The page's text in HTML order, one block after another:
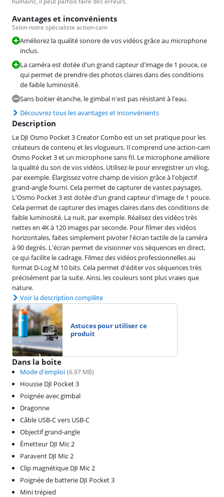
Avantages et inconvénients
Selon notre spécialiste action-cam
Améliorez la qualité sonore de vos vidéos grâce au microphone
inclus.
La caméra est dotée d'un grand capteur d'image de 1 pouce, ce
qui permet de prendre des photos claires dans des conditions
de faible luminosité.
Sans boitier étanche, le gimbal n'est pas résistant à l'eau.
Découvrez tous les avantages et inconvénients
Description
Le DJI Osmo Pocket 3 Creator Combo est un set pratique pour les
créateurs de contenu et les vlogueurs. Il comprend une action-cam
Osmo Pocket 3 et un microphone sans fil. Le microphone améliore
la qualité du son de vos vidéos. Utilisez-le pour enregistrer un vlog,
par exemple. Élargissez votre champ de vision grâce à l'objectif
grand-angle fourni. Cela permet de capturer de vastes paysages.
L'Osmo Pocket 3 est dotée d'un grand capteur d'image de 1 pouce.
Cela permet de capturer des images claires dans des conditions de
faible luminosité. La nuit, par exemple. Réalisez des vidéos très
nettes en 4K à 120 images par seconde. Pour filmer des vidéos
horizontales, faites simplement pivoter l'écran tactile de la caméra
à 90 degrés. L'écran permet de visionner vos séquences en direct,
ce qui facilite le cadrage. Filmez des vidéos professionnelles au
format D-Log M 10 bits. Cela permet d'éditer vos séquences très
précisément par la suite. Ainsi, les couleurs sont plus vraies que
nature.
Voir la description complète
Astuces pour utiliser ce
produit
Dans la boite
Mode d'emploi (6.97 MB)
Housse DJI Pocket 3
Poignée avec gimbal
Dragonne
Câble USB-C vers USB-C
Objectif grand-angle
Émetteur DJI Mic 2
Paravent DJI Mic 2
Clip magnétique DJI Mic 2
Poignée de batterie DJI Pocket 3
Mini trépied